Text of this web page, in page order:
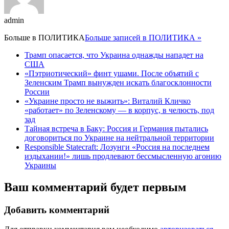
admin
Больше в ПОЛИТИКАБольше записей в ПОЛИТИКА »
Трамп опасается, что Украина однажды нападет на
США
«Пэтриотический» финт ушами. После объятий с
Зеленским Трамп вынужден искать благосклонности
России
«Украине просто не выжить»: Виталий Кличко
«работает» по Зеленскому — в корпус, в челюсть, под
зад
Тайная встреча в Баку: Россия и Германия пытались
договориться по Украине на нейтральной территории
Responsible Statecraft: Лозунги «Россия на последнем
издыхании!» лишь продлевают бессмысленную агонию
Украины
Ваш комментарий будет первым
Добавить комментарий